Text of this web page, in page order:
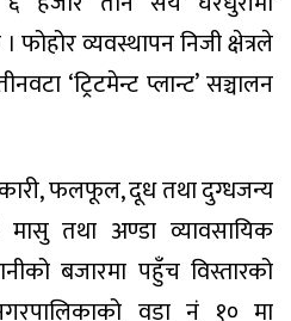
व्यवस्थापन निजी क्षेत्रले
‘ट्रिटमेन्ट प्लान्ट’ सञ्चालन
फलफूल, दूध तथा दुग्धजन्य
तथा अण्डा व्यावसायिक
बजारमा पहुँच विस्तारको
वडा नं १० मा